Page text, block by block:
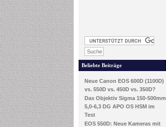
Beliebte Beiträge
Neue Canon EOS 600D (1100D)
vs. 550D vs. 450D vs. 350D?
Das Objektiv Sigma 150-500mm
5,0-6,3 DG APO OS HSM im
Test
EOS 550D: Neue Kameras mit